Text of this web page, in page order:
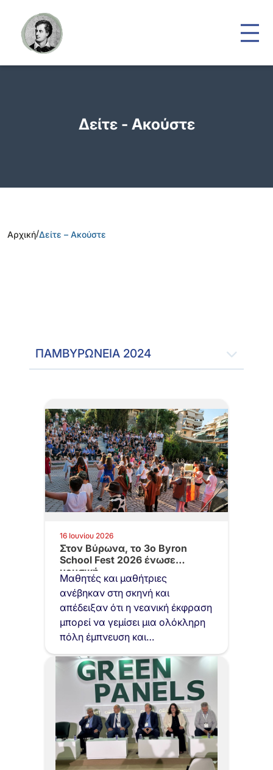
Δείτε - Ακούστε
Αρχική/Δείτε – Ακούστε
ΠΑΜΒΥΡΩΝΕΙΑ 2024
16 Ιουνίου 2026
Στον Βύρωνα, το 3ο Byron
School Fest 2026 ένωσε
μουσική,…
Μαθητές και μαθήτριες
ανέβηκαν στη σκηνή και
απέδειξαν ότι η νεανική έκφραση
μπορεί να γεμίσει μια ολόκληρη
πόλη έμπνευση και…